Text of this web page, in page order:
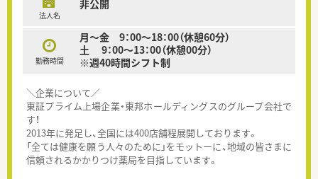
法人名
非公開
勤務時間
月～金 9：00～18：00（休憩60分）
土 9：00～13：00（休憩00分）
※週40時間シフト制
＼企業について／
東証プライム上場企業・東邦ホールディングスのグループ会社で
す！
2013年に発足し、全国には400店舗程展開しております。
「全ては健康を願う人々のために」をモットーに、地域の皆さまに
信頼されるかかりつけ薬局を目指しています。